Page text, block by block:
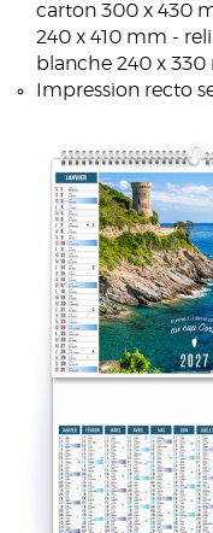
carton 300 x 430
240 x 410 mm -
blanche 240 x
Impression recto